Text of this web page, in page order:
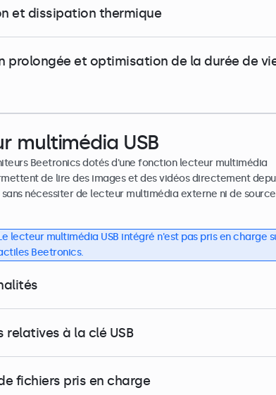
et dissipation thermique
prolongée et optimisation de la durée de
multimédia USB
Beetronics dotés d'une fonction lecteur multimédia
de lire des images et des vidéos directement
sans nécessiter de lecteur multimédia externe ni de source
lecteur multimédia USB intégré n'est pas pris en charge
Beetronics.
relatives à la clé USB
fichiers pris en charge